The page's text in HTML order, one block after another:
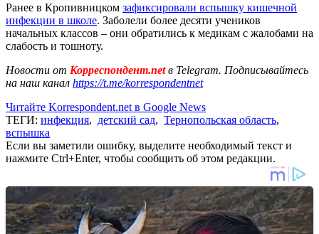
Ранее в Кропивницком зафиксировали вспышку кишечной
инфекции в школе. Заболели более десяти учеников
начальных классов – они обратились к медикам с жалобами на
слабость и тошноту.
Новости от Корреспондент.netв Telegram. Подписывайтесь
на наш канал https://t.me/korrespondentnet
Читайте Korrespondent.net в Google News
ТЕГИ: инфекция, детский сад, Тернопольская область,
вспышка
Если вы заметили ошибку, выделите необходимый текст и
нажмите Ctrl+Enter, чтобы сообщить об этом редакции.